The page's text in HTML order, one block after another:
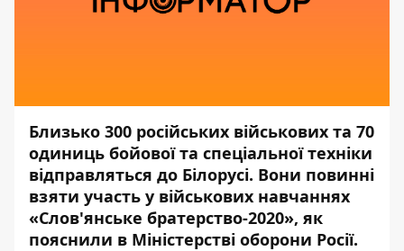
Близько 300 російських військових та 70
одиниць бойової та спеціальної техніки
відправляться до Білорусі. Вони повинні
взяти участь у військових навчаннях
«Слов'янське братерство-2020», як
пояснили в Міністерстві оборони Росії.